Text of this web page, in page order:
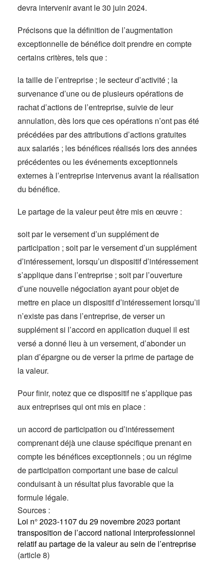
devra intervenir avant le 30 juin 2024.
Précisons que la définition de l’augmentation
exceptionnelle de bénéfice doit prendre en compte
certains critères, tels que :
la taille de l’entreprise ; le secteur d’activité ; la
survenance d’une ou de plusieurs opérations de
rachat d’actions de l’entreprise, suivie de leur
annulation, dès lors que ces opérations n’ont pas été
précédées par des attributions d’actions gratuites
aux salariés ; les bénéfices réalisés lors des années
précédentes ou les événements exceptionnels
externes à l’entreprise intervenus avant la réalisation
du bénéfice.
Le partage de la valeur peut être mis en œuvre :
soit par le versement d’un supplément de
participation ; soit par le versement d’un supplément
d’intéressement, lorsqu’un dispositif d’intéressement
s’applique dans l’entreprise ; soit par l’ouverture
d’une nouvelle négociation ayant pour objet de
mettre en place un dispositif d’intéressement lorsqu’il
n’existe pas dans l’entreprise, de verser un
supplément si l’accord en application duquel il est
versé a donné lieu à un versement, d’abonder un
plan d’épargne ou de verser la prime de partage de
la valeur.
Pour finir, notez que ce dispositif ne s’applique pas
aux entreprises qui ont mis en place :
un accord de participation ou d’intéressement
comprenant déjà une clause spécifique prenant en
compte les bénéfices exceptionnels ; ou un régime
de participation comportant une base de calcul
conduisant à un résultat plus favorable que la
formule légale.
Sources :
Loi n° 2023-1107 du 29 novembre 2023 portant
transposition de l’accord national interprofessionnel
relatif au partage de la valeur au sein de l’entreprise
(article 8)